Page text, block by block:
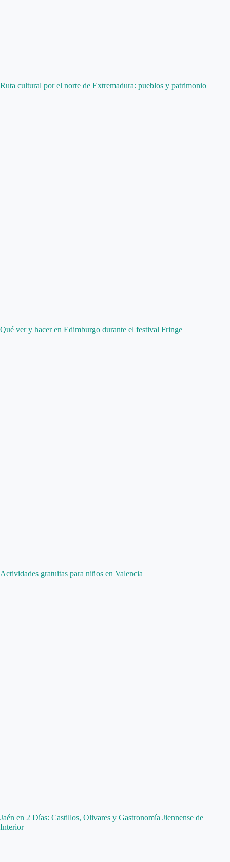
Ruta cultural por el norte de Extremadura: pueblos y patrimonio
Qué ver y hacer en Edimburgo durante el festival Fringe
Actividades gratuitas para niños en Valencia
Jaén en 2 Días: Castillos, Olivares y Gastronomía Jiennense de
Interior